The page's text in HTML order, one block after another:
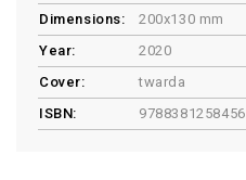
Dimensions:
200x130 mm
Year:
2020
Cover:
twarda
ISBN:
9788381258456